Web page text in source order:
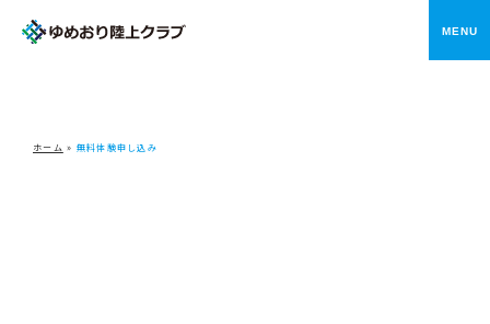
メニ
ホーム » 無料体験申し込み